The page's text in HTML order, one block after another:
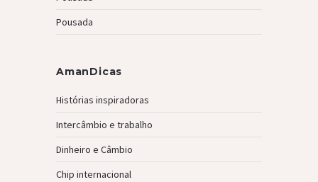
Pousada
AmanDicas
Histórias inspiradoras
Intercâmbio e trabalho
Dinheiro e Câmbio
Chip internacional